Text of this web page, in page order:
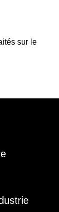
sur le